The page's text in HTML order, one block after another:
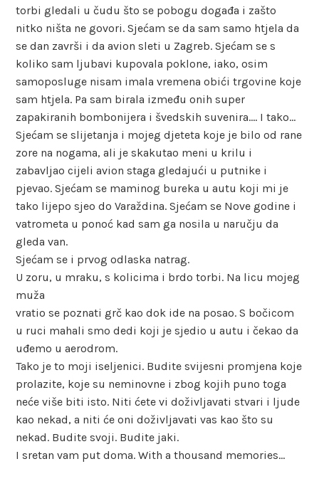
torbi gledali u čudu što se pobogu događa i zašto
nitko ništa ne govori. Sjećam se da sam samo htjela da
se dan završi i da avion sleti u Zagreb. Sjećam se s
koliko sam ljubavi kupovala poklone, iako, osim
samoposluge nisam imala vremena obići trgovine koje
sam htjela. Pa sam birala između onih super
zapakiranih bombonijera i švedskih suvenira…. I tako…
Sjećam se slijetanja i mojeg djeteta koje je bilo od rane
zore na nogama, ali je skakutao meni u krilu i
zabavljao cijeli avion staga gledajući u putnike i
pjevao. Sjećam se maminog bureka u autu koji mi je
tako lijepo sjeo do Varaždina. Sjećam se Nove godine i
vatrometa u ponoć kad sam ga nosila u naručju da
gleda van.
Sjećam se i prvog odlaska natrag.
U zoru, u mraku, s kolicima i brdo torbi. Na licu mojeg
muža
vratio se poznati grč kao dok ide na posao. S bočicom
u ruci mahali smo dedi koji je sjedio u autu i čekao da
uđemo u aerodrom.
Tako je to moji iseljenici. Budite svijesni promjena koje
prolazite, koje su neminovne i zbog kojih puno toga
neće više biti isto. Niti ćete vi doživljavati stvari i ljude
kao nekad, a niti će oni doživljavati vas kao što su
nekad. Budite svoji. Budite jaki.
I sretan vam put doma. With a thousand memories…